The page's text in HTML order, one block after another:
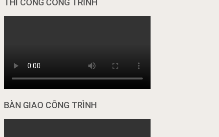
THI CÔNG CÔNG TRÌNH
BÀN GIAO CÔNG TRÌNH